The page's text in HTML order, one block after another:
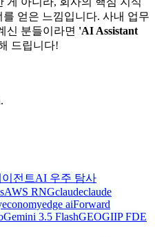
얻은 느낌입니다. 사내 업무
신 분들이라면 'AI Assistant
드립니다!
전트AI 우주 탐사
AWS RNGclaudeclaude
economyedge aiForward
Gemini 3.5 FlashGEOGIIP FDE